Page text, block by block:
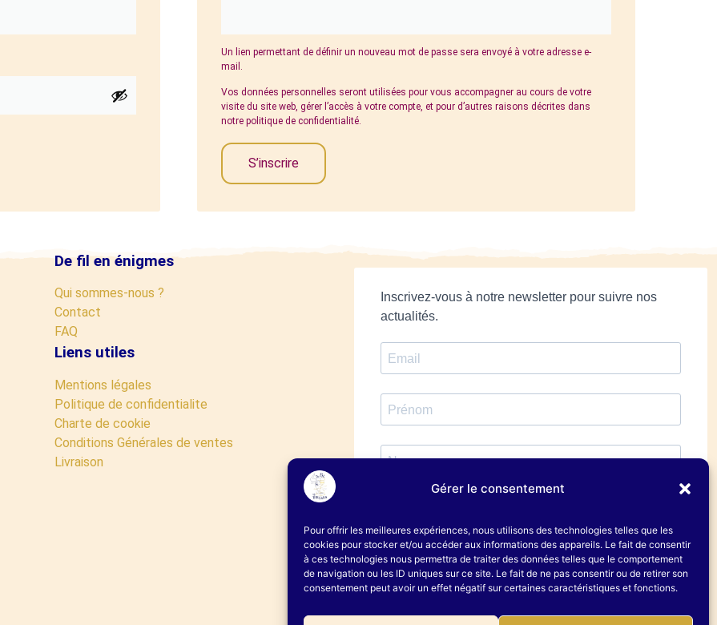
Gérer le consentement
Pour offrir les meilleures expériences, nous utilisons des technologies telles que les
cookies pour stocker et/ou accéder aux informations des appareils. Le fait de consentir
à ces technologies nous permettra de traiter des données telles que le comportement
de navigation ou les ID uniques sur ce site. Le fait de ne pas consentir ou de retirer son
consentement peut avoir un effet négatif sur certaines caractéristiques et fonctions.
Un lien permettant de définir un nouveau mot de passe sera envoyé à votre adresse e-
mail.
Vos données personnelles seront utilisées pour vous accompagner au cours de votre
visite du site web, gérer l’accès à votre compte, et pour d’autres raisons décrites dans
notre politique de confidentialité.
S’inscrire
De fil en énigmes
Qui sommes-nous ?
Contact
FAQ
Liens utiles
Mentions légales
Politique de confidentialite
Charte de cookie
Conditions Générales de ventes
Livraison
Inscrivez-vous à notre newsletter pour suivre nos
actualités.
On n'oubliera pas de te souhaiter un bon
anniversaire !
S'INSCRIRE